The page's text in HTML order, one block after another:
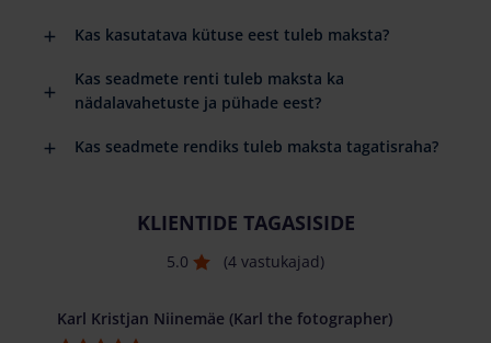
Kas kasutatava kütuse eest tuleb maksta?
Kas seadmete renti tuleb maksta ka
nädalavahetuste ja pühade eest?
Kas seadmete rendiks tuleb maksta tagatisraha?
KLIENTIDE TAGASISIDE
5.0 (4 vastukajad)
Karl Kristjan Niinemäe (Karl the fotographer)